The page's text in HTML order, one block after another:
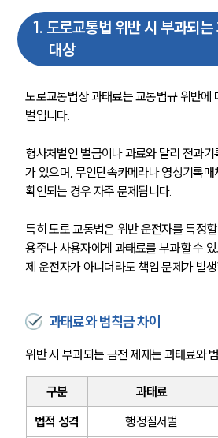
1 . 도로교통법 위반 시 부과되
대상
도로교통법상 과태료는 교통법규 위반에
벌입니다.
형사처벌인 벌금이나 과료와 달리 전과기
가 있으며, 무인단속카메라나 영상기록매
확인되는 경우 자주 문제됩니다.
특히 도로 교통법은 위반 운전자를 특정
용주나 사용자에게 과태료를 부과할 수
제 운전자가 아니더라도 책임 문제가 발
과태료와 범칙금 차이
위반 시 부과되는 금전 제재는 과태료와
구분 과태료
법적 성격
행정질서벌